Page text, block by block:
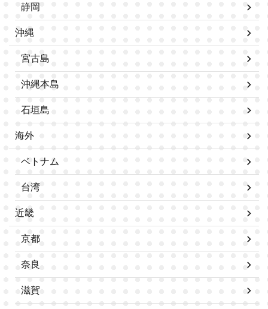
静岡
沖縄
宮古島
沖縄本島
石垣島
海外
ベトナム
台湾
近畿
京都
奈良
滋賀